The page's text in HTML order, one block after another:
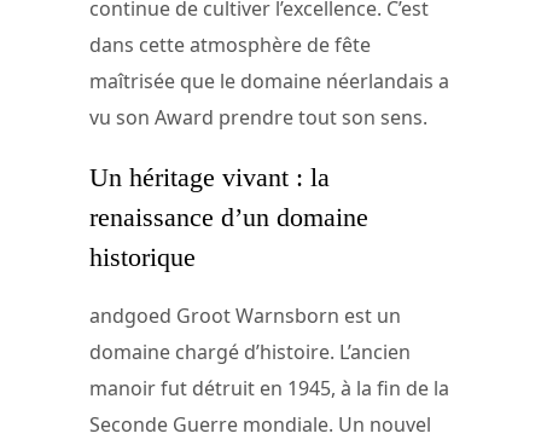
continue de cultiver l’excellence. C’est
dans cette atmosphère de fête
maîtrisée que le domaine néerlandais a
vu son Award prendre tout son sens.
Un héritage vivant : la
renaissance d’un domaine
historique
andgoed Groot Warnsborn est un
domaine chargé d’histoire. L’ancien
manoir fut détruit en 1945, à la fin de la
Seconde Guerre mondiale. Un nouvel